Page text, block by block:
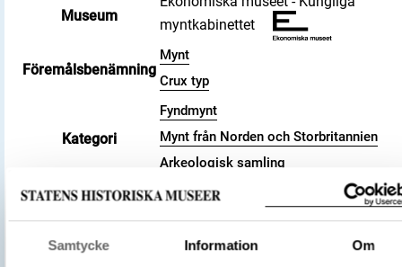
Samtycke Information Om
Museum
myntkabinettet
Föremålsbenämning
Mynt
Crux typ
Kategori
Fyndmynt
Mynt från Norden och Storbritannien
Arkeologisk samling
Valör
penny
Storlek
Vikt 1.53 g